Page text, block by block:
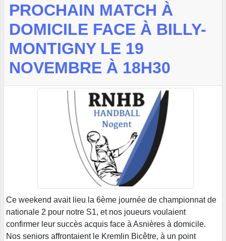
PROCHAIN MATCH À
DOMICILE FACE À BILLY-
MONTIGNY LE 19
NOVEMBRE À 18H30
Ce weekend avait lieu la 6ème journée de championnat de
nationale 2 pour notre S1, et nos joueurs voulaient
confirmer leur succès acquis face à Asnières à domicile.
Nos seniors affrontaient le Kremlin Bicêtre, à un point